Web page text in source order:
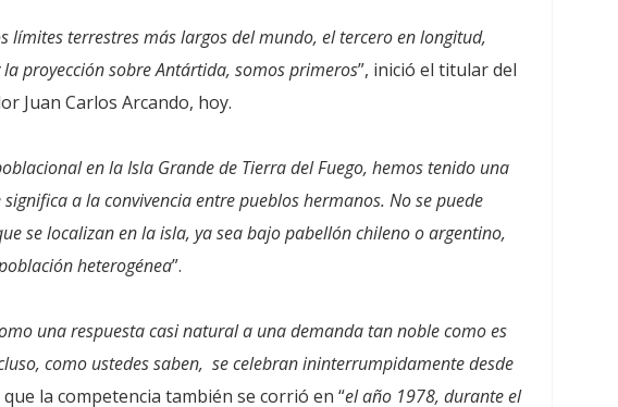
límites terrestres más largos del mundo, el tercero en longitud,
proyección sobre Antártida, somos primeros”, inició el titular del
Juan Carlos Arcando, hoy.
en la Isla Grande de Tierra del Fuego, hemos tenido una
a la convivencia entre pueblos hermanos. No se puede
se localizan en la isla, ya sea bajo pabellón chileno o argentino,
heterogénea”.
una respuesta casi natural a una demanda tan noble como es
como ustedes saben, se celebran ininterrumpidamente desde
la competencia también se corrió en “el año 1978, durante el